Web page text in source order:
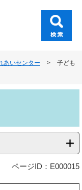
あいセンター >
子ども
ページID：E000015